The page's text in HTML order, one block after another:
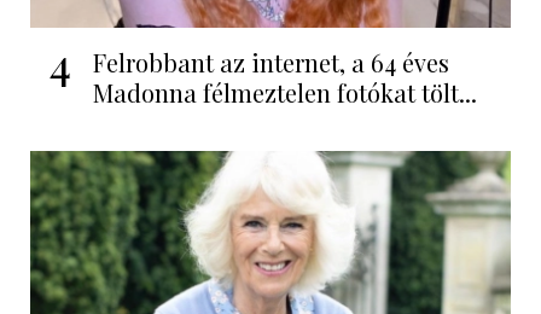
4
Felrobbant az internet, a 64 éves
Madonna félmeztelen fotókat tölt...